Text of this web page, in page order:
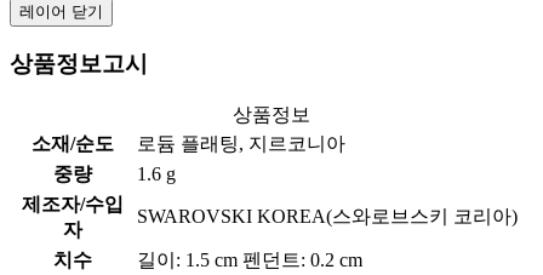
레이어 닫기
상품정보고시
상품정보
소재/순도
로듐 플래팅, 지르코니아
중량
1.6 g
제조자/수입
자
SWAROVSKI KOREA(스와로브스키 코리아)
치수 길이: 1.5 cm 펜던트: 0.2 cm